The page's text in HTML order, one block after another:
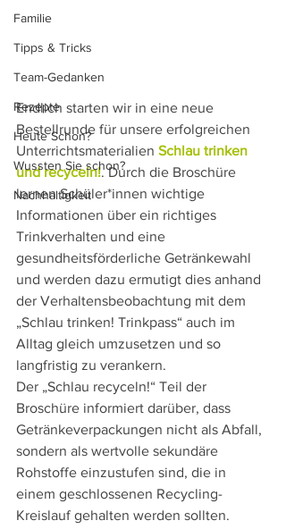
Familie
Tipps & Tricks
Team-Gedanken
Rezepte
Heute Schon?
Wussten Sie schon?
Nachhaltigkeit
Endlich starten wir in eine neue
Bestellrunde für unsere erfolgreichen
Unterrichtsmaterialien Schlau trinken
und recyceln!. Durch die Broschüre
lernen Schüler*innen wichtige
Informationen über ein richtiges
Trinkverhalten und eine
gesundheitsförderliche Getränkewahl
und werden dazu ermutigt dies anhand
der Verhaltensbeobachtung mit dem
„Schlau trinken! Trinkpass“ auch im
Alltag gleich umzusetzen und so
langfristig zu verankern.
Der „Schlau recyceln!“ Teil der
Broschüre informiert darüber, dass
Getränkeverpackungen nicht als Abfall,
sondern als wertvolle sekundäre
Rohstoffe einzustufen sind, die in
einem geschlossenen Recycling-
Kreislauf gehalten werden sollten.